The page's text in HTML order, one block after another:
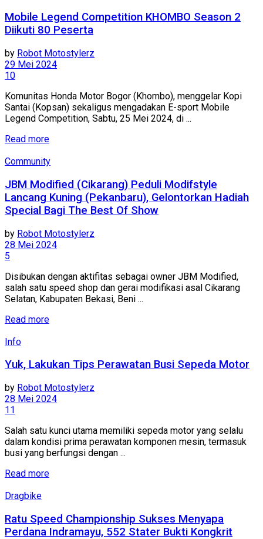
Mobile Legend Competition KHOMBO Season 2
Diikuti 80 Peserta
by Robot Motostylerz
29 Mei 2024
10
Komunitas Honda Motor Bogor (Khombo), menggelar Kopi
Santai (Kopsan) sekaligus mengadakan E-sport Mobile
Legend Competition, Sabtu, 25 Mei 2024, di ...
Read more
Community
JBM Modified (Cikarang) Peduli Modifstyle
Lancang Kuning (Pekanbaru), Gelontorkan Hadiah
Special Bagi The Best Of Show
by Robot Motostylerz
28 Mei 2024
5
Disibukan dengan aktifitas sebagai owner JBM Modified,
salah satu speed shop dan gerai modifikasi asal Cikarang
Selatan, Kabupaten Bekasi, Beni ...
Read more
Info
Yuk, Lakukan Tips Perawatan Busi Sepeda Motor
by Robot Motostylerz
28 Mei 2024
11
Salah satu kunci utama memiliki sepeda motor yang selalu
dalam kondisi prima perawatan komponen mesin, termasuk
busi yang berfungsi dengan ...
Read more
Dragbike
Ratu Speed Championship Sukses Menyapa
Perdana Indramayu, 552 Stater Bukti Kongkrit